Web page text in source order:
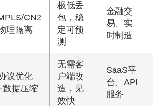
CN2
理隔离
极低丢
包，稳
定可预
测
金融交
易、实
时制造
议优化
数据压缩
无需客
户端改
造，见
效快
SaaS平
台、API
服务